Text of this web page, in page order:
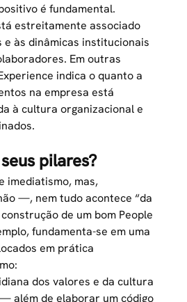
é fundamental.
estreitamente associado
às dinâmicas institucionais
Em outras
indica o quanto a
na empresa está
à cultura organizacional e
pilares?
imediatismo, mas,
—, nem tudo acontece “da
de um bom People
fundamenta-se em uma
em prática
dos valores e da cultura
além de elaborar um código